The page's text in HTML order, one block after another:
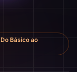
Básico ao